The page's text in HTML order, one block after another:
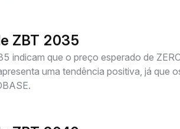
ZBT 2035
indicam que o preço esperado de
uma tendência positiva, já que